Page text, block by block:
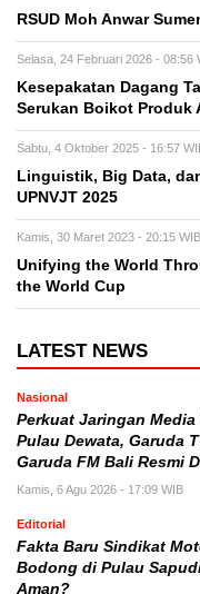
RSUD Moh Anwar
Selasa, 24 Februari 2026 - 08:56
Kesepakatan Dagang
Serukan Boikot Produk
Sabtu, 4 Oktober 2025 - 16:57
Linguistik, Big Data,
UPNVJT 2025
Kamis, 30 Maret 2023 - 20:15 WIB
Unifying the World
the World Cup
LATEST NEWS
Nasional
Perkuat Jaringan
Pulau Dewata, Garuda
Garuda FM Bali Resmi
Kamis, 6 Agu 2026 - 17:09 WIB
Editorial
Fakta Baru Sindikat
Bodong di Pulau
Aman?